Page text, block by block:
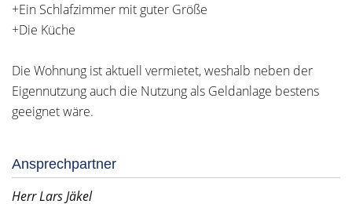
+Ein Schlafzimmer mit guter Größe
+Die Küche
Die Wohnung ist aktuell vermietet, weshalb neben der
Eigennutzung auch die Nutzung als Geldanlage bestens
geeignet wäre.
Ansprechpartner
Herr Lars Jäkel